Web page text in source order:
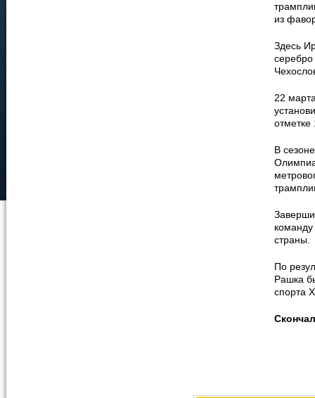
из
Здесь
22
отметке
В
страны.
По
Рашка
спорта